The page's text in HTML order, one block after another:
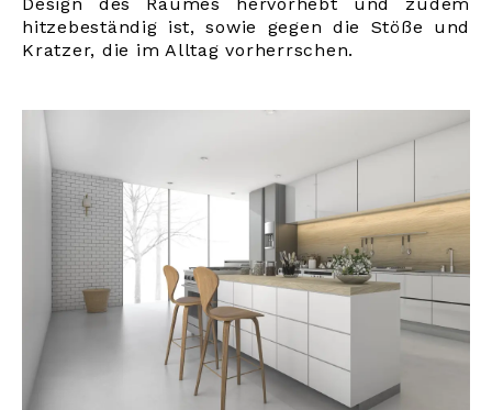
hitzebeständig ist, sowie gegen die Stöße und
Kratzer, die im Alltag vorherrschen.